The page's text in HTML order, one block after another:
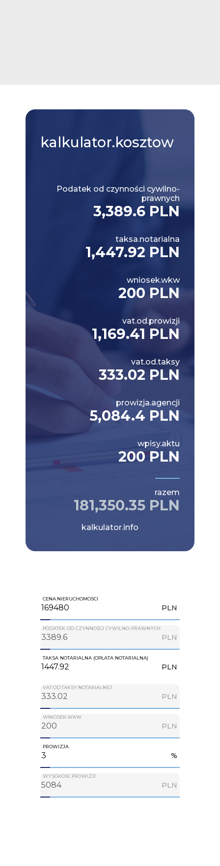
kalkulator.kosztow
Podatek od czynności cywilno-
prawnych
3,389.6 PLN
taksa.notarialna
1,447.92 PLN
wniosek.wkw
200 PLN
vat.od.prowizji
1,169.41 PLN
vat.od.taksy
333.02 PLN
prowizja.agencji
5,084.4 PLN
wpisy.aktu
200 PLN
razem
181,350.35 PLN
kalkulator.info
CENA.NIERUCHOMOSCI
PLN
PODATEK OD CZYNNOŚCI CYWILNO-PRAWNYCH
PLN
TAKSA NOTARIALNA (OPŁATA NOTARIALNA)
PLN
VAT.OD.TAKSY.NOTARIALNEJ
PLN
WNIOSEK.WKW
PLN
PROWIZJA
%
WYSOKOSC.PROWIZJI
PLN